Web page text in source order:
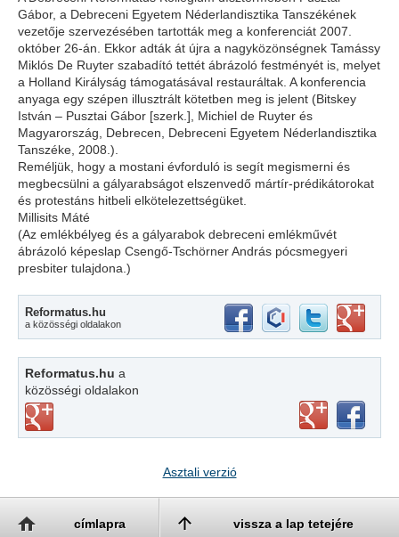
Gábor, a Debreceni Egyetem Néderlandisztika Tanszékének
vezetője szervezésében tartották meg a konferenciát 2007.
október 26-án. Ekkor adták át újra a nagyközönségnek Tamássy
Miklós De Ruyter szabadító tettét ábrázoló festményét is, melyet
a Holland Királyság támogatásával restauráltak. A konferencia
anyaga egy szépen illusztrált kötetben meg is jelent (Bitskey
István – Pusztai Gábor [szerk.], Michiel de Ruyter és
Magyarország, Debrecen, Debreceni Egyetem Néderlandisztika
Tanszéke, 2008.).
Reméljük, hogy a mostani évforduló is segít megismerni és
megbecsülni a gályarabságot elszenvedő mártír-prédikátorokat
és protestáns hitbeli elkötelezettségüket.
Millisits Máté
(Az emlékbélyeg és a gályarabok debreceni emlékművét
ábrázoló képeslap Csengő-Tschörner András pócsmegyeri
presbiter tulajdona.)
Reformatus.hu
a közösségi oldalakon
Reformatus.hu a
közösségi oldalakon
Asztali verzió
címlapra vissza a lap tetejére